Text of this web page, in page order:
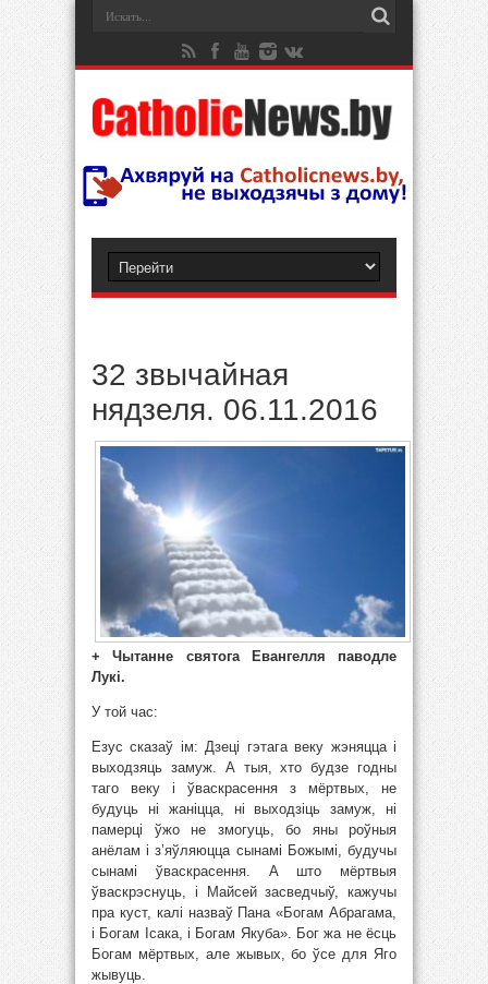
32 звычайная
нядзеля. 06.11.2016
+ Чытанне святога Евангелля паводле
Лукі.
У той час:
Езус сказаў ім: Дзеці гэтага веку жэняцца і
выходзяць замуж. А тыя, хто будзе годны
таго веку і ўваскрасення з мёртвых, не
будуць ні жаніцца, ні выходзіць замуж, ні
памерці ўжо не змогуць, бо яны роўныя
анёлам і з’яўляюцца сынамі Божымі, будучы
сынамі ўваскрасення. А што мёртвыя
ўваскрэснуць, і Майсей засведчыў, кажучы
пра куст, калі назваў Пана «Богам Абрагама,
і Богам Ісака, і Богам Якуба». Бог жа не ёсць
Богам мёртвых, але жывых, бо ўсе для Яго
жывуць.